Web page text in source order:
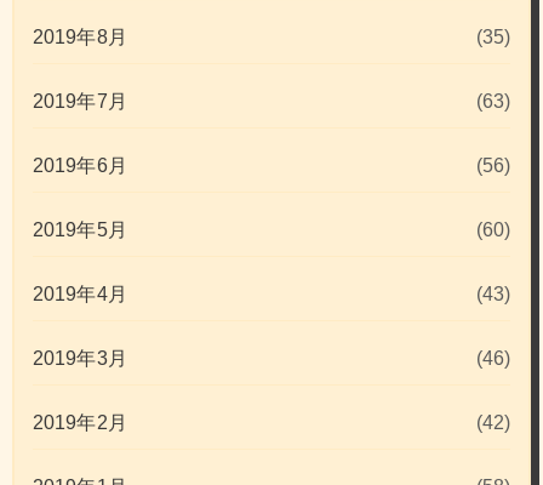
2019年8月 (35)
2019年7月 (63)
2019年6月 (56)
2019年5月 (60)
2019年4月 (43)
2019年3月 (46)
2019年2月 (42)